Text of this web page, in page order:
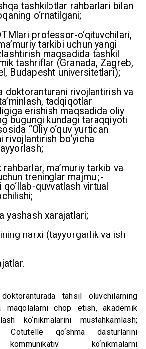
tashkilotlar rahbarlari bilan
o‘rnatilgani;
professor-o‘qituvchilari,
tarkibi uchun yangi
maqsadida tashkil
tashriflar (Granada, Zagreb,
Budapesht universitetlari);
doktoranturani rivojlantirish va
tadqiqotlar
erishish maqsadida oliy
bugungi kundagi taraqqiyoti
“Oliy o‘quv yurtidan
rivojlantirish bo‘yicha
rahbarlar, ma’muriy tarkib va
treninglar majmui;-
quvvatlash virtual
yashash xarajatlari;
narxi (tayyorgarlik va ish
tahsil oluvchilarning
maqolalarni chop etish, akademik
ko‘nikmalarini mustahkamlash;
Cotutelle qo‘shma dasturlarini
ko‘nikmalarni